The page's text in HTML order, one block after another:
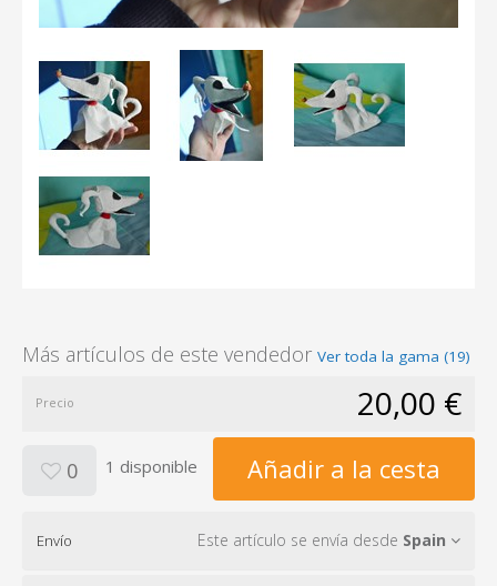
Más artículos de este vendedor Ver toda la gama (19)
Precio 20,00 €
0 1 disponible Añadir a la cesta
Envío Este artículo se envía desde Spain